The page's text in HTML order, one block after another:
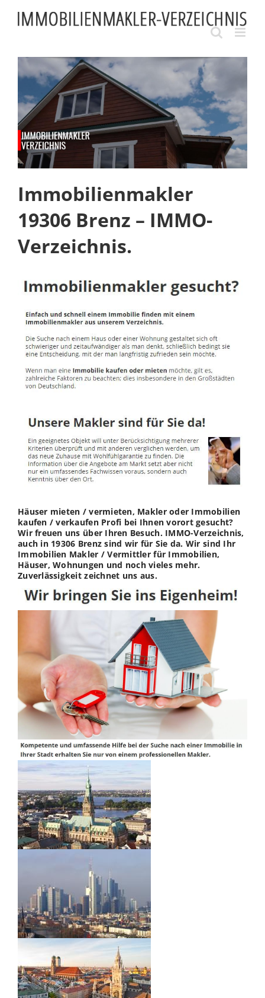
content
Immobilienmakler
19306 Brenz – IMMO-
Verzeichnis.
Häuser mieten / vermieten, Makler oder Immobilien
kaufen / verkaufen Profi bei Ihnen vorort gesucht?
Wir freuen uns über Ihren Besuch. IMMO-Verzeichnis,
auch in 19306 Brenz sind wir für Sie da. Wir sind Ihr
Immobilien Makler / Vermittler für Immobilien,
Häuser, Wohnungen und noch vieles mehr.
Zuverlässigkeit zeichnet uns aus.